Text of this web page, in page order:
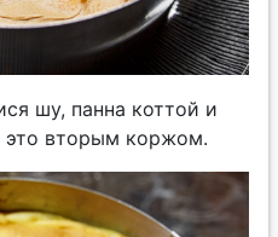
шу, панна коттой и
вторым коржом.